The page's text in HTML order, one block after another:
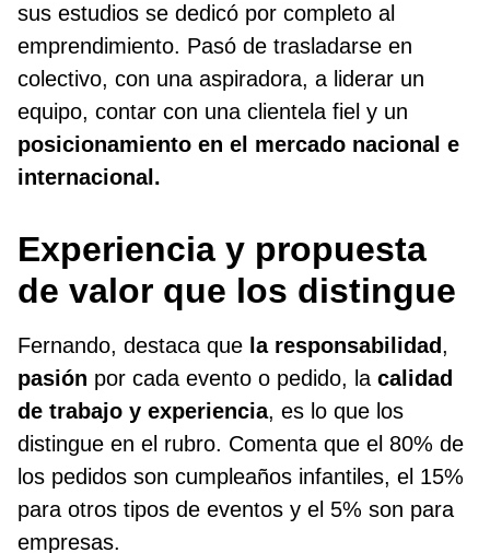
sus estudios se dedicó por completo al
emprendimiento. Pasó de trasladarse en
colectivo, con una aspiradora, a liderar un
equipo, contar con una clientela fiel y un
posicionamiento en el mercado nacional e
internacional.
Experiencia y propuesta
de valor que los distingue
Fernando, destaca que la responsabilidad,
pasión por cada evento o pedido, la calidad
de trabajo y experiencia, es lo que los
distingue en el rubro. Comenta que el 80% de
los pedidos son cumpleaños infantiles, el 15%
para otros tipos de eventos y el 5% son para
empresas.